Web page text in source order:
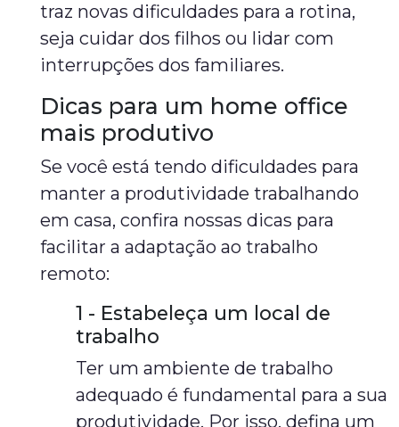
traz novas dificuldades para a rotina,
seja cuidar dos filhos ou lidar com
interrupções dos familiares.
Dicas para um home office
mais produtivo
Se você está tendo dificuldades para
manter a produtividade trabalhando
em casa, confira nossas dicas para
facilitar a adaptação ao trabalho
remoto:
1 - Estabeleça um local de
trabalho
Ter um ambiente de trabalho
adequado é fundamental para a sua
produtividade. Por isso, defina um